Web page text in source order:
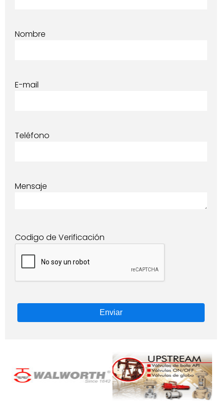
Nombre
E-mail
Teléfono
Mensaje
Codigo de Verificación
Enviar